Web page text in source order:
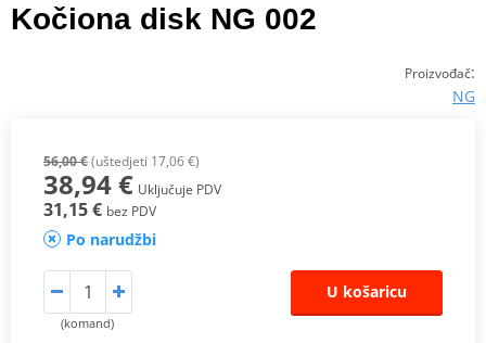
Kočiona disk NG 002
Proizvođač:
NG
56,00 €(uštedjeti 17,06 €)
38,94 € Uključuje PDV
31,15 € bez PDV
Po narudžbi
(komand)
U košaricu